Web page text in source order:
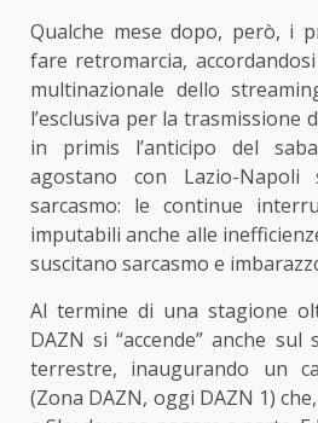
Qualche mese dopo, però, i
fare retromarcia,
multinazionale dello
l’esclusiva per la trasmissione
in primis l’anticipo del
agostano con Lazio-Napoli
sarcasmo: le continue
imputabili anche alle
suscitano sarcasmo e
Al termine di una stagione
DAZN si “accende” anche
terrestre, inaugurando un
(Zona DAZN, oggi DAZN 1)